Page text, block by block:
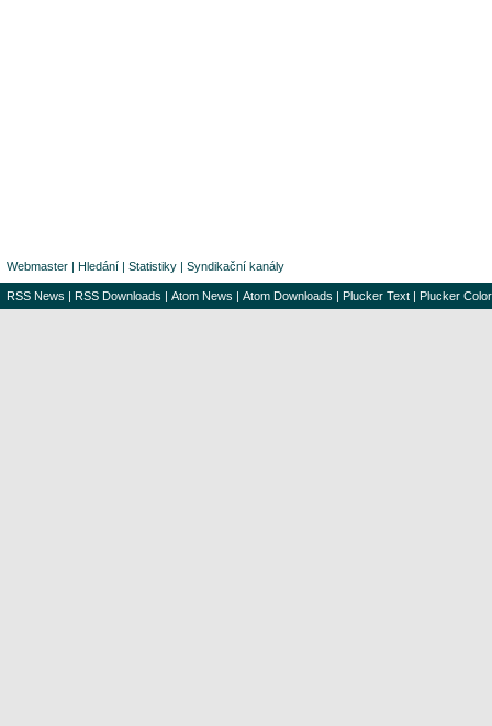
Webmaster | Hledání | Statistiky | Syndikační kanály
RSS News | RSS Downloads | Atom News | Atom Downloads | Plucker Text | Plucker Color